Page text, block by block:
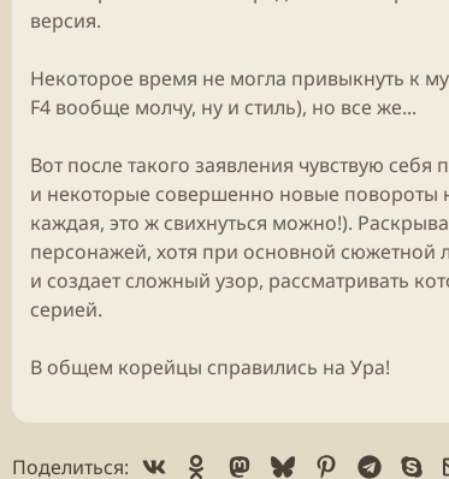
версия.
Некоторое время не могла привыкнуть к
F4 вообще молчу, ну и стиль), но все же...
Вот после такого заявления чувствую
и некоторые совершенно новые повороты
каждая, это ж свихнуться можно!).
персонажей, хотя при основной сюжетной
и создает сложный узор, рассматривать
серией.
В общем корейцы справились на Ура!
Поделиться: Vk Ok Mastodon
BlueskyPinterest